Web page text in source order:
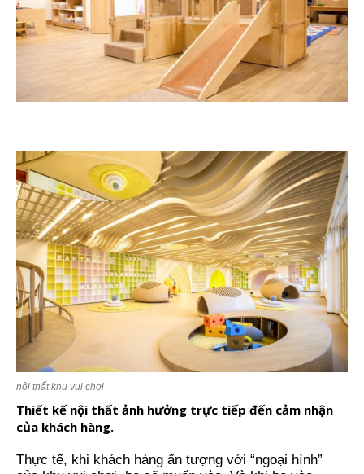
nội thất khu vui chơi
Thiết kế nội thất ảnh hưởng trực tiếp đến cảm nhận
của khách hàng.
Thực tế, khi khách hàng ấn tượng với “ngoại hình”